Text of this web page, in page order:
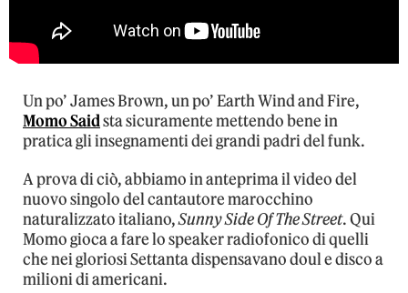
Un po’ James Brown, un po’ Earth Wind and Fire,
Momo Saidsta sicuramente mettendo bene in
pratica gli insegnamenti dei grandi padri del funk.
A prova di ciò, abbiamo in anteprima il video del
nuovo singolo del cantautore marocchino
naturalizzato italiano,Sunny Side Of The Street. Qui
Momo gioca a fare lo speaker radiofonico di quelli
che nei gloriosi Settanta dispensavano doul e disco a
milioni di americani.